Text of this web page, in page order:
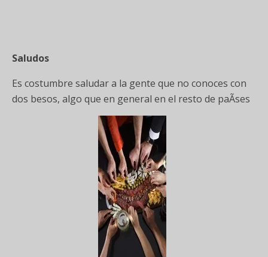
Saludos
Es costumbre saludar a la gente que no conoces con
dos besos, algo que en general en el resto de paÃ­ses